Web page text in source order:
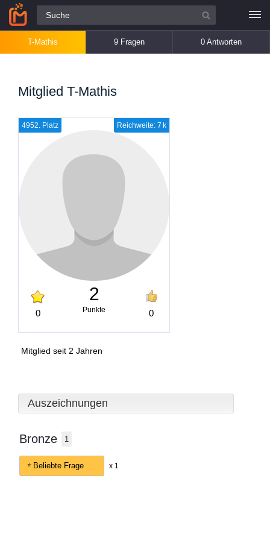
Alle Fragen
T-Mathis 9 Fragen 0 Antworten
Mitglied T-Mathis
Reichweite: 7 k
4952. Platz
0
2
Punkte 0
Mitglied seit 2 Jahren
Auszeichnungen
Bronze 1
Beliebte Frage x 1